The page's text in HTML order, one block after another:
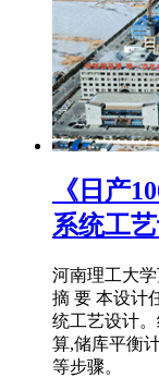
《日产
系统工
河南理工大
摘 要 本设计
统工艺设计
算,储库平衡
等步骤。